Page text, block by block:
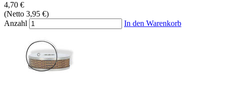
4,70 €
(Netto 3,95 €)
Anzahl
In den Warenkorb